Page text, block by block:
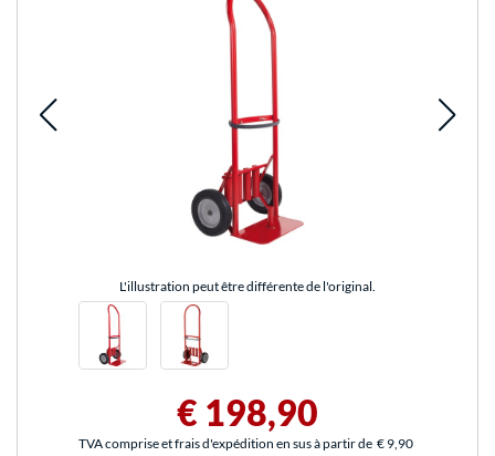
L'illustration peut être différente de l'original.
€ 198,90
TVA comprise et frais d'expédition en sus à partir de € 9,90